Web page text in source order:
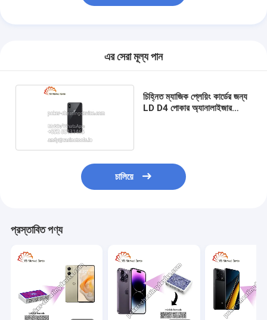
এর সেরা মূল্য পান
চিহ্নিত ম্যাজিক প্লেয়িং কার্ডের জন্য
LD D4 পোকার অ্যানালাইজার
চালিয়ে
প্রস্তাবিত পণ্য